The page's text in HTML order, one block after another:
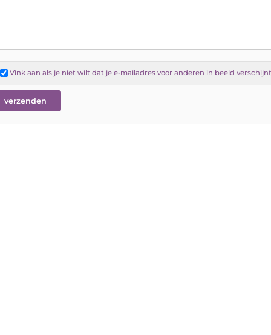
Vink aan als je niet wilt dat je e-mailadres voor anderen in beeld verschijnt